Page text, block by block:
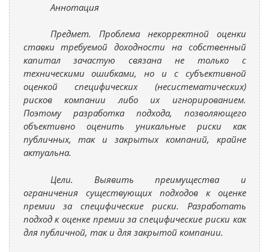
Аннотация
Предмет. Проблема некорректной оценки
ставки требуемой доходности на собственный
капитал зачастую связана не только с
техническими ошибками, но и с субъективной
оценкой специфических (несистематических)
рисков компании либо их игнорированием.
Поэтому разработка подхода, позволяющего
объективно оценить уникальные риски как
публичных, так и закрытых компаний, крайне
актуальна.
Цели. Выявить преимущества и
ограничения существующих подходов к оценке
премии за специфические риски. Разработать
подход к оценке премии за специфические риски как
для публичной, так и для закрытой компании.